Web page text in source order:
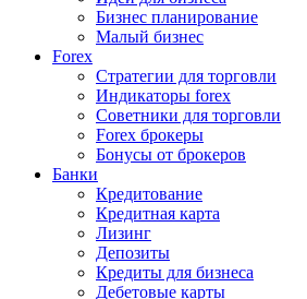
Бизнес планирование
Малый бизнес
Forex
Стратегии для торговли
Индикаторы forex
Советники для торговли
Forex брокеры
Бонусы от брокеров
Банки
Кредитование
Кредитная карта
Лизинг
Депозиты
Кредиты для бизнеса
Дебетовые карты